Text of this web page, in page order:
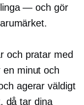
— och gör
och pratar med
en minut och
agerar väldigt
då tar dina